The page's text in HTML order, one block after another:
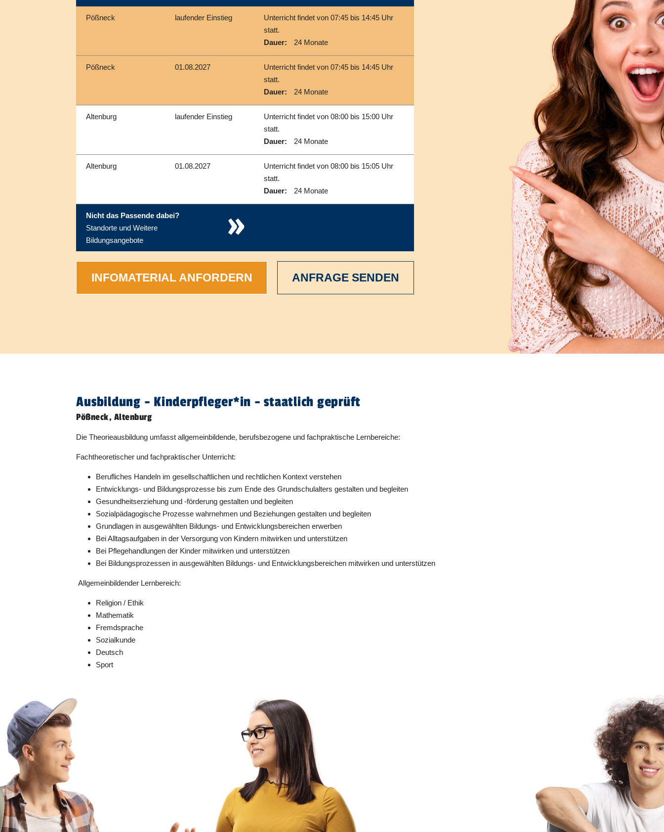
Altenburg laufender Einstieg
Unterricht findet von 08:00 bis 15:00 Uhr
statt.
Dauer:
24 Monate
Altenburg 01.08.2027
Unterricht findet von 08:00 bis 15:05 Uhr
statt.
Dauer:
24 Monate
Pößneck laufender Einstieg
Unterricht findet von 07:45 bis 14:45 Uhr
statt.
Dauer:
24 Monate
Pößneck 01.08.2027
Unterricht findet von 07:45 bis 14:45 Uhr
statt.
Dauer:
24 Monate
Nicht das Passende dabei?
Standorte und Weitere
Bildungsangebote
»
INFOMATERIAL ANFORDERN ANFRAGE SENDEN
Ausbildung - Kinderpfleger​*in - staatlich geprüft
Pößneck, Altenburg
Die Theorieausbildung umfasst allgemeinbildende, berufsbezogene und fachpraktische Lernbereiche:
Fachtheoretischer und fachpraktischer Unterricht:
Berufliches Handeln im gesellschaftlichen und rechtlichen Kontext verstehen
Entwicklungs- und Bildungsprozesse bis zum Ende des Grundschulalters gestalten und begleiten
Gesundheitserziehung und -förderung gestalten und begleiten
Sozialpädagogische Prozesse wahrnehmen und Beziehungen gestalten und begleiten
Grundlagen in ausgewählten Bildungs- und Entwicklungsbereichen erwerben
Bei Alltagsaufgaben in der Versorgung von Kindern mitwirken und unterstützen
Bei Pflegehandlungen der Kinder mitwirken und unterstützen
Bei Bildungsprozessen in ausgewählten Bildungs- und Entwicklungsbereichen mitwirken und unterstützen
Allgemeinbildender Lernbereich:
Religion / Ethik
Mathematik
Fremdsprache
Sozialkunde
Deutsch
Sport